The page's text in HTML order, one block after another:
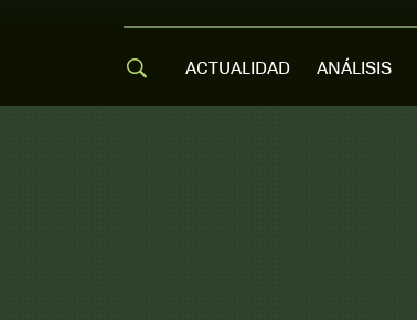
ACTUALIDAD ANÁLISIS